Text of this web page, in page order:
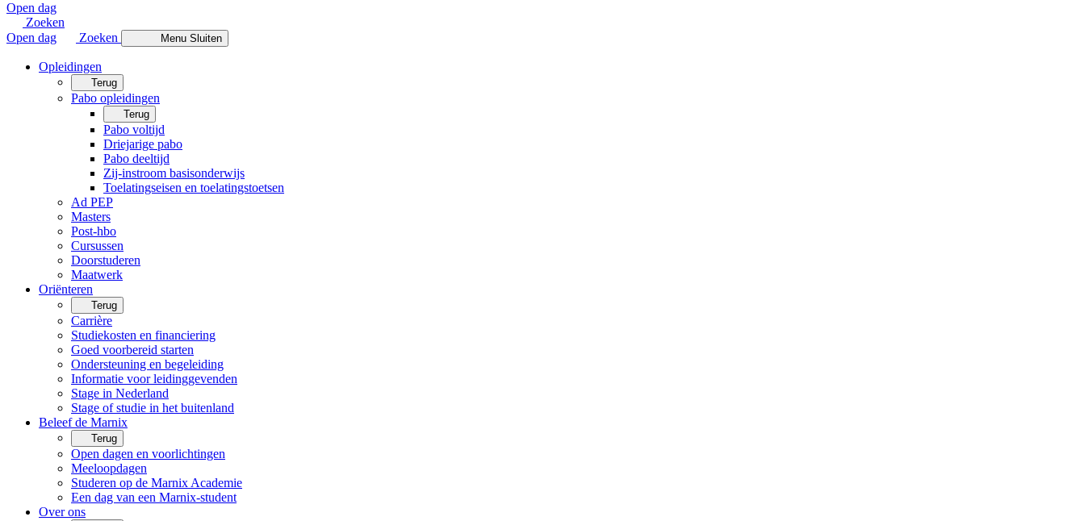
Open dag
Zoeken
Open dag
Zoeken Menu Sluiten
Opleidingen
Terug
Pabo opleidingen
Terug
Pabo voltijd
Driejarige pabo
Pabo deeltijd
Zij-instroom basisonderwijs
Toelatingseisen en toelatingstoetsen
Ad PEP
Masters
Post-hbo
Cursussen
Doorstuderen
Maatwerk
Oriënteren
Terug
Carrière
Studiekosten en financiering
Goed voorbereid starten
Ondersteuning en begeleiding
Informatie voor leidinggevenden
Stage in Nederland
Stage of studie in het buitenland
Beleef de Marnix
Terug
Open dagen en voorlichtingen
Meeloopdagen
Studeren op de Marnix Academie
Een dag van een Marnix-student
Over ons